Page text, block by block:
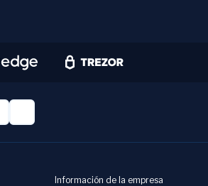
Información de la empresa